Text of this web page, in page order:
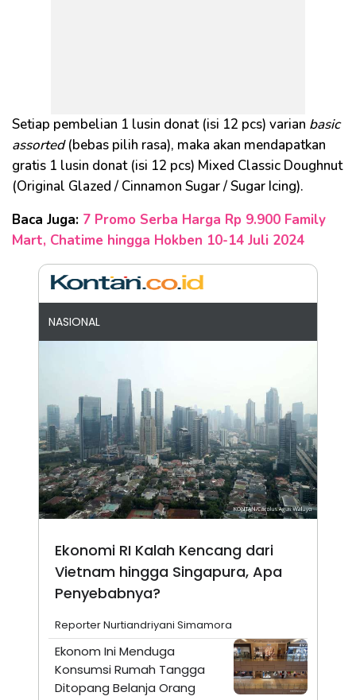
Setiap pembelian 1 lusin donat (isi 12 pcs) varian basic
assorted(bebas pilih rasa), maka akan mendapatkan
gratis 1 lusin donat (isi 12 pcs) Mixed Classic Doughnut
(Original Glazed / Cinnamon Sugar / Sugar Icing).
Baca Juga: 7 Promo Serba Harga Rp 9.900 Family
Mart, Chatime hingga Hokben 10-14 Juli 2024
NASIONAL
Ekonomi RI Kalah Kencang dari
Vietnam hingga Singapura, Apa
Penyebabnya?
Reporter Nurtiandriyani Simamora
Ekonom Ini Menduga
Konsumsi Rumah Tangga
Ditopang Belanja Orang